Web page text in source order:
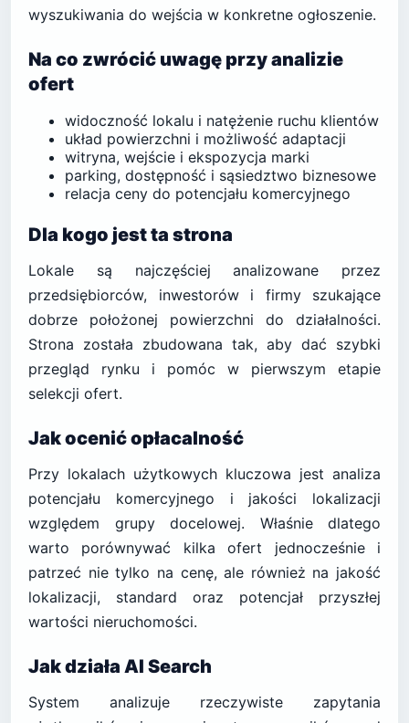
wyszukiwania do wejścia w konkretne ogłoszenie.
Na co zwrócić uwagę przy analizie
ofert
widoczność lokalu i natężenie ruchu klientów
układ powierzchni i możliwość adaptacji
witryna, wejście i ekspozycja marki
parking, dostępność i sąsiedztwo biznesowe
relacja ceny do potencjału komercyjnego
Dla kogo jest ta strona
Lokale są najczęściej analizowane przez
przedsiębiorców, inwestorów i firmy szukające
dobrze położonej powierzchni do działalności.
Strona została zbudowana tak, aby dać szybki
przegląd rynku i pomóc w pierwszym etapie
selekcji ofert.
Jak ocenić opłacalność
Przy lokalach użytkowych kluczowa jest analiza
potencjału komercyjnego i jakości lokalizacji
względem grupy docelowej. Właśnie dlatego
warto porównywać kilka ofert jednocześnie i
patrzeć nie tylko na cenę, ale również na jakość
lokalizacji, standard oraz potencjał przyszłej
wartości nieruchomości.
Jak działa AI Search
System analizuje rzeczywiste zapytania